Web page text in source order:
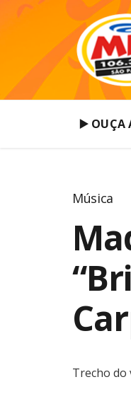
▶️ OUÇA
Música
Trecho do